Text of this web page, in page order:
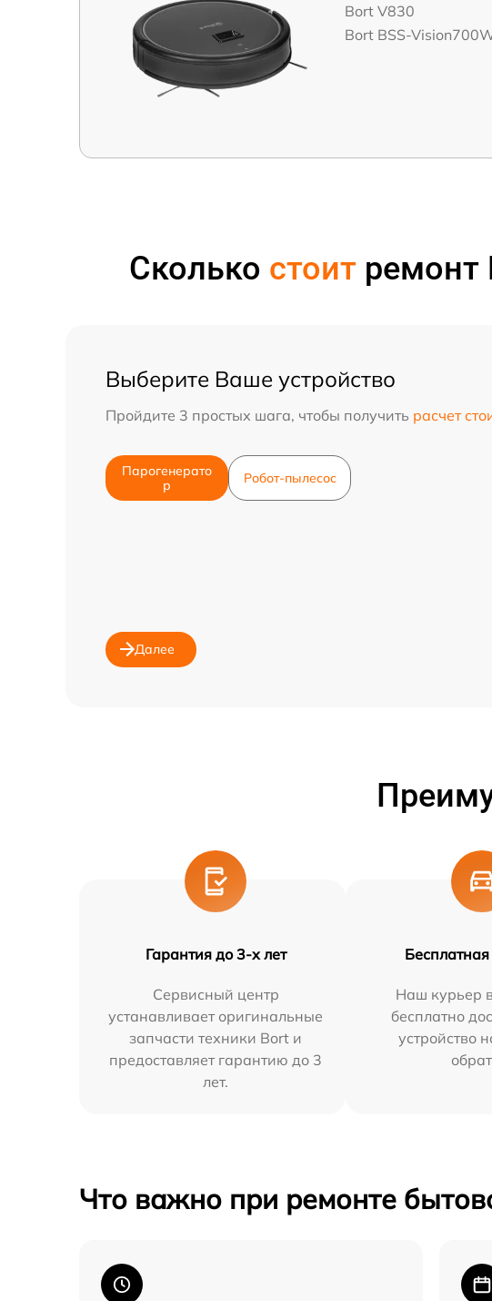
Bort V830
Bort BSS-
Сколько стоитремонт
Выберите Ваше устройство
Пройдите 3 простых шага, чтобы получить расчет
Парогенерато
р
Робот-пылесос
Далее
Гарантия до 3-х лет
Сервисный центр
устанавливает оригинальные
запчасти техники Bort и
предоставляет гарантию до 3
лет.
Наш курьер
бесплатно
устройство
Что важно при ремонте